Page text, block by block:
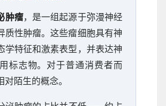
肿瘤，是一组起源于弥漫神经
质性肿瘤。这些瘤细胞具有神
学特征和激素表型，并表达神
标志物。对于普通消费者而
陌生的概念。